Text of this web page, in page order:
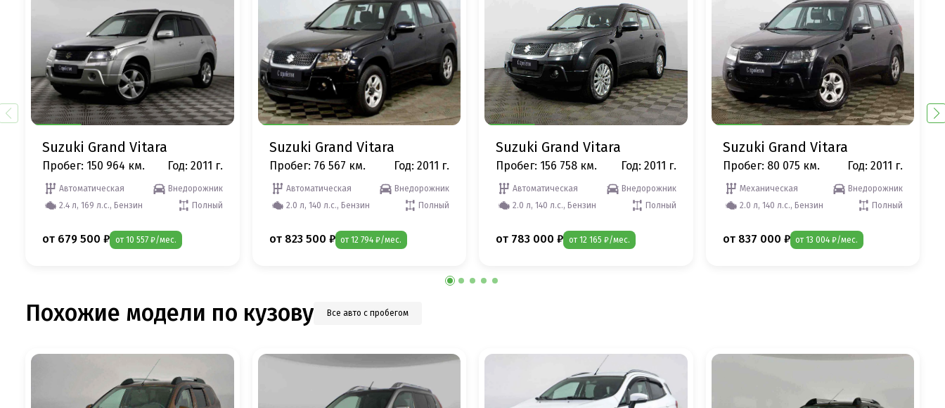
Suzuki Grand Vitara
Пробег: 150 964 км. Год: 2011 г.
Автоматическая
Внедорожник
2.4 л, 169 л.с., Бензин
Полный
от 679 500 ₽ от 10 557 ₽/мес.
Suzuki Grand Vitara
Пробег: 76 567 км. Год: 2011 г.
Автоматическая
Внедорожник
2.0 л, 140 л.с., Бензин
Полный
от 823 500 ₽ от 12 794 ₽/мес.
Suzuki Grand Vitara
Пробег: 156 758 км. Год: 2011 г.
Автоматическая
Внедорожник
2.0 л, 140 л.с., Бензин
Полный
от 783 000 ₽ от 12 165 ₽/мес.
Suzuki Grand Vitara
Пробег: 80 075 км. Год: 2011 г.
Механическая
Внедорожник
2.0 л, 140 л.с., Бензин
Полный
от 837 000 ₽ от 13 004 ₽/мес.
Похожие модели по кузову Все авто с пробегом